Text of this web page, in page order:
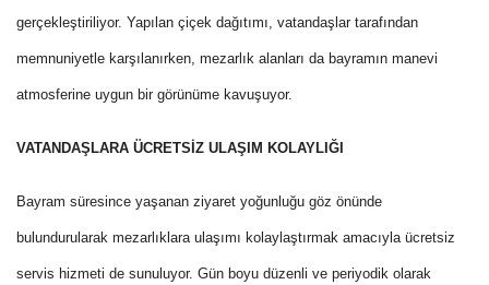
gerçekleştiriliyor. Yapılan çiçek dağıtımı, vatandaşlar tarafından
memnuniyetle karşılanırken, mezarlık alanları da bayramın manevi
atmosferine uygun bir görünüme kavuşuyor.
VATANDAŞLARA ÜCRETSİZ ULAŞIM KOLAYLIĞI
Bayram süresince yaşanan ziyaret yoğunluğu göz önünde
bulundurularak mezarlıklara ulaşımı kolaylaştırmak amacıyla ücretsiz
servis hizmeti de sunuluyor. Gün boyu düzenli ve periyodik olarak